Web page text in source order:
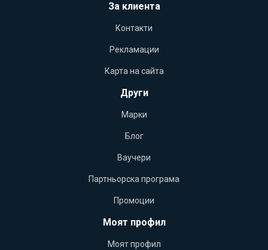
За клиента
Контакти
Рекламации
Карта на сайта
Други
Марки
Блог
Ваучери
Партньорска програма
Промоции
Моят профил
Моят профил